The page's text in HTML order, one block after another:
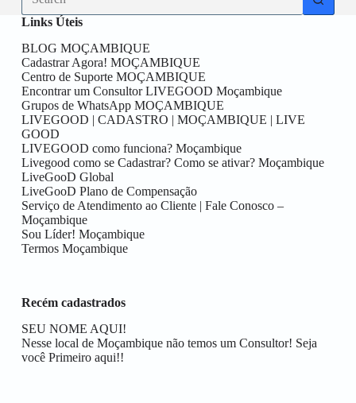
results
Links Úteis
BLOG MOÇAMBIQUE
Cadastrar Agora! MOÇAMBIQUE
Centro de Suporte MOÇAMBIQUE
Encontrar um Consultor LIVEGOOD Moçambique
Grupos de WhatsApp MOÇAMBIQUE
LIVEGOOD | CADASTRO | MOÇAMBIQUE | LIVE
GOOD
LIVEGOOD como funciona? Moçambique
Livegood como se Cadastrar? Como se ativar? Moçambique
LiveGooD Global
LiveGooD Plano de Compensação
Serviço de Atendimento ao Cliente | Fale Conosco –
Moçambique
Sou Líder! Moçambique
Termos Moçambique
Recém cadastrados
SEU NOME AQUI!
Nesse local de Moçambique não temos um Consultor! Seja
você Primeiro aqui!!